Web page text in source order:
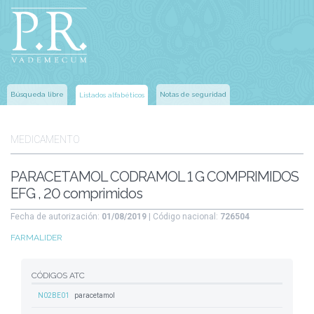
Búsqueda libre Listados alfabéticos Notas de seguridad
MEDICAMENTO
PARACETAMOL CODRAMOL 1 G COMPRIMIDOS
EFG , 20 comprimidos
Fecha de autorización: 01/08/2019 | Código nacional: 726504
FARMALIDER
CÓDIGOS ATC
N02BE01 paracetamol